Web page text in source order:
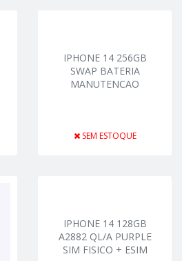
IPHONE 14 256GB
SWAP BATERIA
MANUTENCAO
SEM ESTOQUE
IPHONE 14 128GB
A2882 QL/A PURPLE
SIM FISICO + ESIM